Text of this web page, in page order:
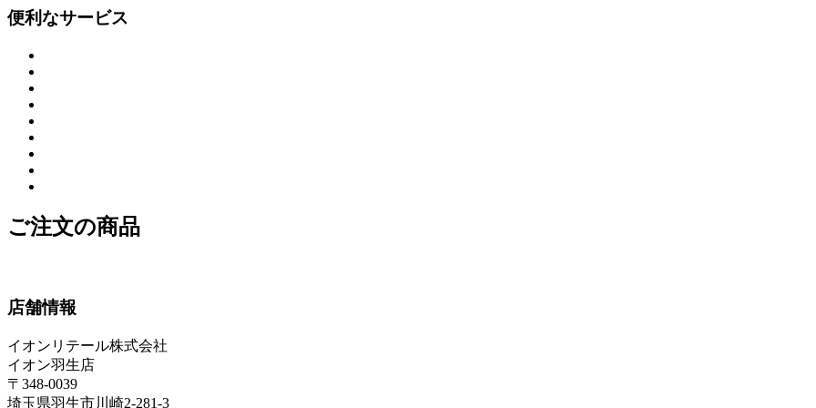
便利なサービス
ご注文の商品
店舗情報
イオンリテール株式会社
イオン羽生店
〒348-0039
埼玉県羽生市川崎2-281-3